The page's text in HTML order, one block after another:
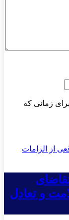
زمانی که
و تعادل